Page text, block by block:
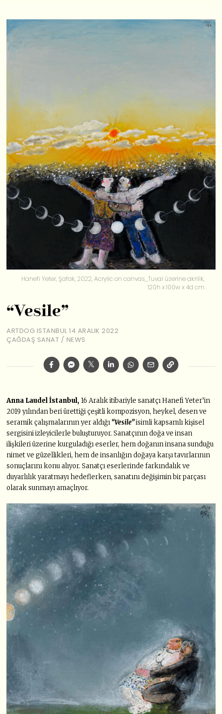
Hanefi Yeter, Şafak, 2022, Acrylic on canvas_Tuval üzerine akrilik,
120h x 100w x 4d cm
“Vesile”
ARTDOG ISTANBUL 14 ARALIK 2022
ÇAĞDAŞ SANAT / NEWS
Anna Laudel İstanbul, 16 Aralık itibariyle sanatçı Hanefi Yeter’in
2019 yılından beri ürettiği çeşitli kompozisyon, heykel, desen ve
seramik çalışmalarının yer aldığı “Vesile”isimli kapsamlı kişisel
sergisini izleyicilerle buluşturuyor. Sanatçının doğa ve insan
ilişkileri üzerine kurguladığı eserler, hem doğanın insana sunduğu
nimet ve güzellikleri, hem de insanlığın doğaya karşı tavırlarının
sonuçlarını konu alıyor. Sanatçı eserlerinde farkındalık ve
duyarlılık yaratmayı hedeflerken, sanatını değişimin bir parçası
olarak sunmayı amaçlıyor.